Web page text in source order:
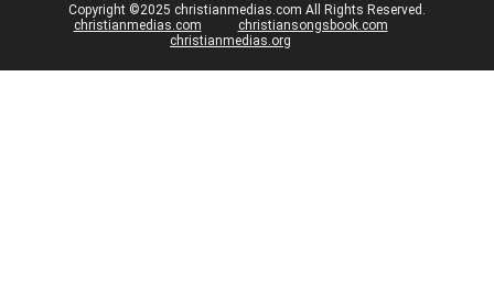
Copyright ©2025 christianmedias.com All Rights Reserved.
christianmedias.com
christiansongsbook.com
christianmedias.org